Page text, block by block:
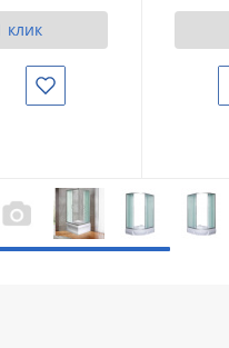
клик
Избранное